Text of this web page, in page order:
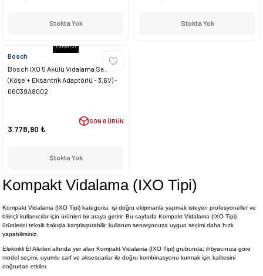
Stokta Yok Stokta Yok
Tükendi
Bosch
Bosch IXO 5 Akülü Vidalama Seti
(Köşe + Eksantrik Adaptörlü - 3,6V) -
06039A8002
3.778,90 ₺
SON 0 ÜRÜN
Stokta Yok
Kompakt Vidalama (IXO Tipi)
Kompakt Vidalama (IXO Tipi) kategorisi, işi doğru ekipmanla yapmak isteyen profesyoneller ve
bilinçli kullanıcılar için ürünleri bir araya getirir. Bu sayfada Kompakt Vidalama (IXO Tipi)
ürünlerini teknik bakışla karşılaştırabilir, kullanım senaryonuza uygun seçimi daha hızlı
yapabilirsiniz.
Elektrikli El Aletleri altında yer alan Kompakt Vidalama (IXO Tipi) grubunda; ihtiyacınıza göre
model seçimi, uyumlu sarf ve aksesuarlar ile doğru kombinasyonu kurmak işin kalitesini
doğrudan etkiler.